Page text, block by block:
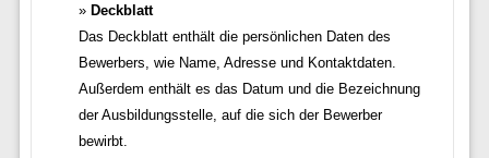
Deckblatt
Das Deckblatt enthält die persönlichen Daten des
Bewerbers, wie Name, Adresse und Kontaktdaten.
Außerdem enthält es das Datum und die Bezeichnung
der Ausbildungsstelle, auf die sich der Bewerber
bewirbt.